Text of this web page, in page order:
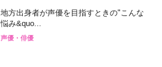
地方出身者が声優を目指すときの"こんな
悩み&quo...
声優・俳優